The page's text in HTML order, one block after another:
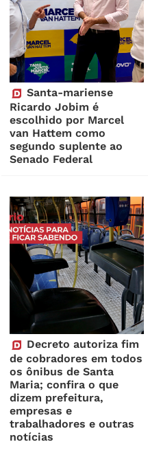
Santa-mariense
Ricardo Jobim é
escolhido por Marcel
van Hattem como
segundo suplente ao
Senado Federal
Decreto autoriza fim
de cobradores em todos
os ônibus de Santa
Maria; confira o que
dizem prefeitura,
empresas e
trabalhadores e outras
notícias